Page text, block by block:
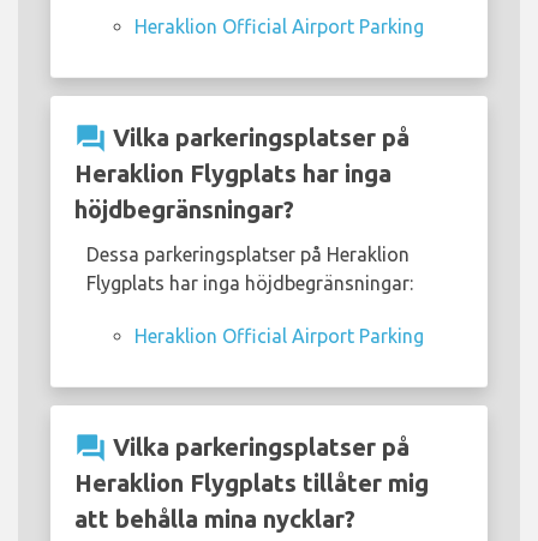
Heraklion Official Airport Parking
question_answer Vilka parkeringsplatser på
Heraklion Flygplats har inga
höjdbegränsningar?
Dessa parkeringsplatser på Heraklion
Flygplats har inga höjdbegränsningar:
Heraklion Official Airport Parking
question_answer Vilka parkeringsplatser på
Heraklion Flygplats tillåter mig
att behålla mina nycklar?